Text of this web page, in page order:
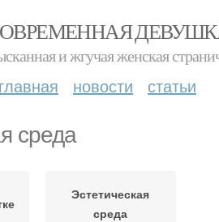
и жгучая женская
главная новости статьи
среда
Эстетическая
среда